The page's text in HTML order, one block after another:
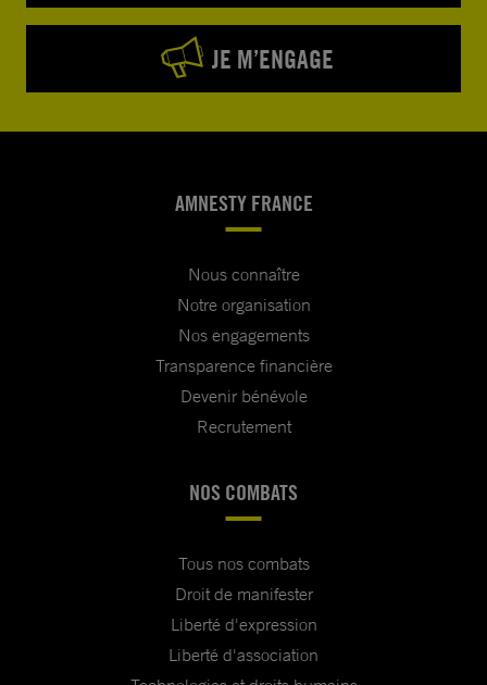
JE M’ENGAGE
AMNESTY FRANCE
Nous connaître
Notre organisation
Nos engagements
Transparence financière
Devenir bénévole
Recrutement
NOS COMBATS
Tous nos combats
Droit de manifester
Liberté d'expression
Liberté d'association